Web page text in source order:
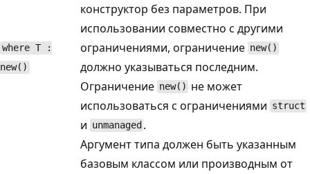
where T :
new()
конструктор без параметров. При
использовании совместно с другими
ограничениями, ограничение new()
должно указываться последним.
Ограничение new() не может
использоваться с ограничениями struct
и unmanaged .
Аргумент типа должен быть указанным
базовым классом или производным от